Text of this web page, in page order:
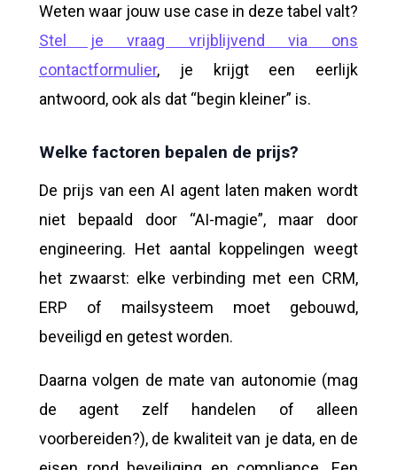
Weten waar jouw use case in deze tabel valt?
Stel je vraag vrijblijvend via ons
contactformulier, je krijgt een eerlijk
antwoord, ook als dat “begin kleiner” is.
Welke factoren bepalen de prijs?
De prijs van een AI agent laten maken wordt
niet bepaald door “AI-magie”, maar door
engineering. Het aantal koppelingen weegt
het zwaarst: elke verbinding met een CRM,
ERP of mailsysteem moet gebouwd,
beveiligd en getest worden.
Daarna volgen de mate van autonomie (mag
de agent zelf handelen of alleen
voorbereiden?), de kwaliteit van je data, en de